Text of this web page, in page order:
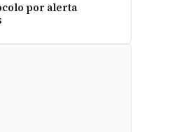
por alerta